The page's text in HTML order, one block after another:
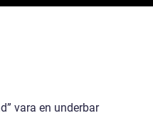
vara en underbar